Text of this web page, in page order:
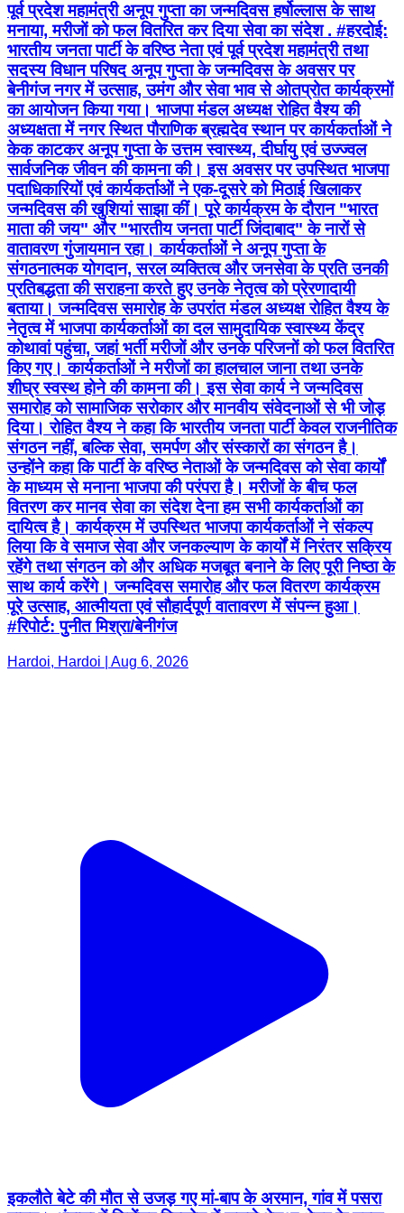
पूर्व प्रदेश महामंत्री अनूप गुप्ता का जन्मदिवस हर्षोल्लास के साथ
मनाया, मरीजों को फल वितरित कर दिया सेवा का संदेश . #हरदोई:
भारतीय जनता पार्टी के वरिष्ठ नेता एवं पूर्व प्रदेश महामंत्री तथा
सदस्य विधान परिषद अनूप गुप्ता के जन्मदिवस के अवसर पर
बेनीगंज नगर में उत्साह, उमंग और सेवा भाव से ओतप्रोत कार्यक्रमों
का आयोजन किया गया। भाजपा मंडल अध्यक्ष रोहित वैश्य की
अध्यक्षता में नगर स्थित पौराणिक ब्रह्मदेव स्थान पर कार्यकर्ताओं ने
केक काटकर अनूप गुप्ता के उत्तम स्वास्थ्य, दीर्घायु एवं उज्ज्वल
सार्वजनिक जीवन की कामना की। इस अवसर पर उपस्थित भाजपा
पदाधिकारियों एवं कार्यकर्ताओं ने एक-दूसरे को मिठाई खिलाकर
जन्मदिवस की खुशियां साझा कीं। पूरे कार्यक्रम के दौरान "भारत
माता की जय" और "भारतीय जनता पार्टी जिंदाबाद" के नारों से
वातावरण गुंजायमान रहा। कार्यकर्ताओं ने अनूप गुप्ता के
संगठनात्मक योगदान, सरल व्यक्तित्व और जनसेवा के प्रति उनकी
प्रतिबद्धता की सराहना करते हुए उनके नेतृत्व को प्रेरणादायी
बताया। जन्मदिवस समारोह के उपरांत मंडल अध्यक्ष रोहित वैश्य के
नेतृत्व में भाजपा कार्यकर्ताओं का दल सामुदायिक स्वास्थ्य केंद्र
कोथावां पहुंचा, जहां भर्ती मरीजों और उनके परिजनों को फल वितरित
किए गए। कार्यकर्ताओं ने मरीजों का हालचाल जाना तथा उनके
शीघ्र स्वस्थ होने की कामना की। इस सेवा कार्य ने जन्मदिवस
समारोह को सामाजिक सरोकार और मानवीय संवेदनाओं से भी जोड़
दिया। रोहित वैश्य ने कहा कि भारतीय जनता पार्टी केवल राजनीतिक
संगठन नहीं, बल्कि सेवा, समर्पण और संस्कारों का संगठन है।
उन्होंने कहा कि पार्टी के वरिष्ठ नेताओं के जन्मदिवस को सेवा कार्यों
के माध्यम से मनाना भाजपा की परंपरा है। मरीजों के बीच फल
वितरण कर मानव सेवा का संदेश देना हम सभी कार्यकर्ताओं का
दायित्व है। कार्यक्रम में उपस्थित भाजपा कार्यकर्ताओं ने संकल्प
लिया कि वे समाज सेवा और जनकल्याण के कार्यों में निरंतर सक्रिय
रहेंगे तथा संगठन को और अधिक मजबूत बनाने के लिए पूरी निष्ठा के
साथ कार्य करेंगे। जन्मदिवस समारोह और फल वितरण कार्यक्रम
पूरे उत्साह, आत्मीयता एवं सौहार्दपूर्ण वातावरण में संपन्न हुआ।
#रिपोर्ट: पुनीत मिश्रा/बेनीगंज
Hardoi, Hardoi | Aug 6, 2026
इकलौते बेटे की मौत से उजड़ गए मां-बाप के अरमान, गांव में पसरा